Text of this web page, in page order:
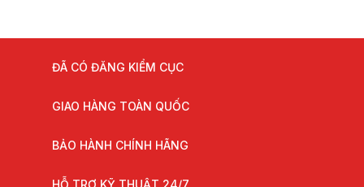
ĐÃ CÓ ĐĂNG KIỂM CỤC
GIAO HÀNG TOÀN QUỐC
BẢO HÀNH CHÍNH HÃNG
HỖ TRỢ KỸ THUẬT 24/7